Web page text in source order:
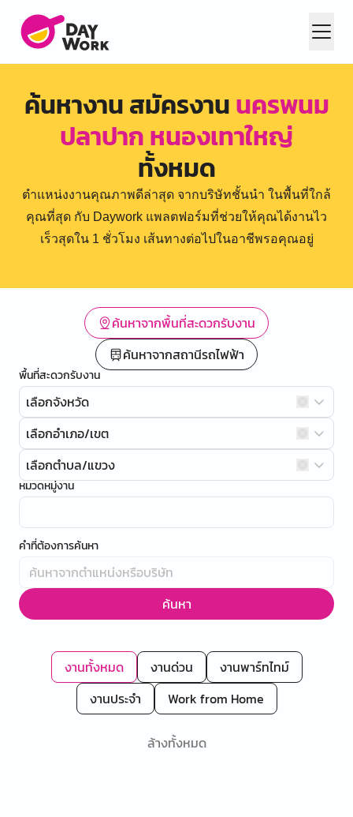
ค้นหางาน สมัครงานนครพนม
ปลาปาก หนองเทาใหญ่
ทั้งหมด
ตำแหน่งงานคุณภาพดีล่าสุด จากบริษัทชั้นนำ ในพื้นที่ใกล้
คุณที่สุด กับ Daywork แพลตฟอร์มที่ช่วยให้คุณได้งานไว
เร็วสุดใน 1 ชั่วโมง เส้นทางต่อไปในอาชีพรอคุณอยู่
ค้นหาจากพื้นที่สะดวกรับงาน
ค้นหาจากสถานีรถไฟฟ้า
พื้นที่สะดวกรับงาน
เลือกจังหวัด
เลือกอำเภอ/เขต
เลือกตำบล/แขวง
หมวดหมู่งาน
คำที่ต้องการค้นหา
ค้นหา
งานทั้งหมด งานด่วน
งานพาร์ทไทม์
งานประจำ
Work from Home
ล้างทั้งหมด